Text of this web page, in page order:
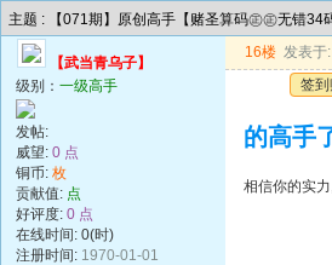
主题 : 【071期】原创高手【赌圣算码㊣㊣无错34
【武当青乌子】
级别： 一级高手
发帖:
威望: 0 点
铜币: 枚
贡献值: 点
好评度: 0 点
在线时间: 0(时)
注册时间: 1970-01-01
16楼 发表于
签
的高手
相信你的实